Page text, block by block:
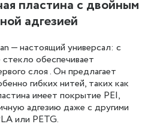
пластина с двойным
адгезией
— настоящий универсал: с
обеспечивает
слоя . Он предлагает
гибких нитей, таких как
имеет покрытие PEI,
адгезию даже с другими
или PETG.